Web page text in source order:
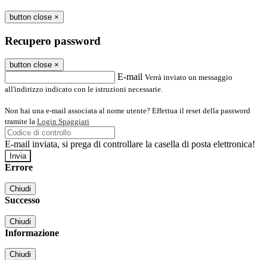
button close ×
Recupero password
button close ×
E-mail Verrà inviato un messaggio
all'indirizzo indicato con le istruzioni necessarie.
Non hai una e-mail associata al nome utente? Effettua il reset della password
tramite la Login Spaggiari
E-mail inviata, si prega di controllare la casella di posta elettronica!
Errore
Chiudi
Successo
Chiudi
Informazione
Chiudi